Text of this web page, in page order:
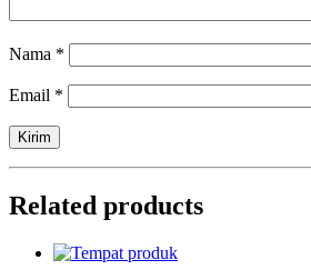
Nama *
Email *
Related products